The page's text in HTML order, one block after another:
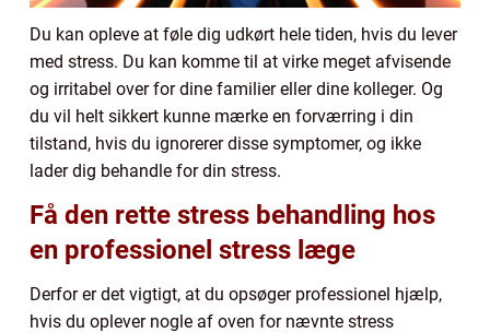
Du kan opleve at føle dig udkørt hele tiden, hvis du lever
med stress. Du kan komme til at virke meget afvisende
og irritabel over for dine familier eller dine kolleger. Og
du vil helt sikkert kunne mærke en forværring i din
tilstand, hvis du ignorerer disse symptomer, og ikke
lader dig behandle for din stress.
Få den rette stress behandling hos
en professionel stress læge
Derfor er det vigtigt, at du opsøger professionel hjælp,
hvis du oplever nogle af oven for nævnte stress